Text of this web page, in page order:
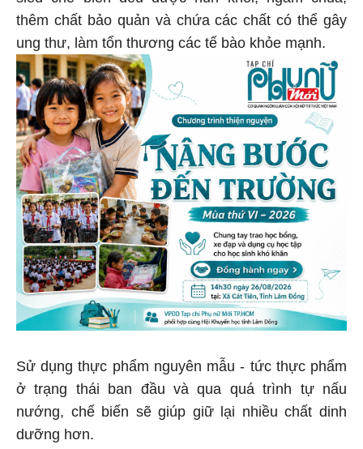
thêm chất bảo quản và chứa các chất có thể gây
ung thư, làm tổn thương các tế bào khỏe mạnh.
Sử dụng thực phẩm nguyên mẫu - tức thực phẩm
ở trạng thái ban đầu và qua quá trình tự nấu
nướng, chế biến sẽ giúp giữ lại nhiều chất dinh
dưỡng hơn.